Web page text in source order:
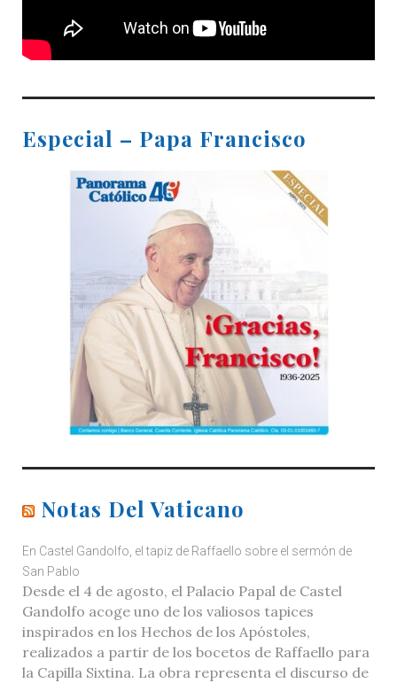
Especial – Papa Francisco
Notas Del Vaticano
En Castel Gandolfo, el tapiz de Raffaello sobre el sermón de
San Pablo
Desde el 4 de agosto, el Palacio Papal de Castel
Gandolfo acoge uno de los valiosos tapices
inspirados en los Hechos de los Apóstoles,
realizados a partir de los bocetos de Raffaello para
la Capilla Sixtina. La obra representa el discurso de